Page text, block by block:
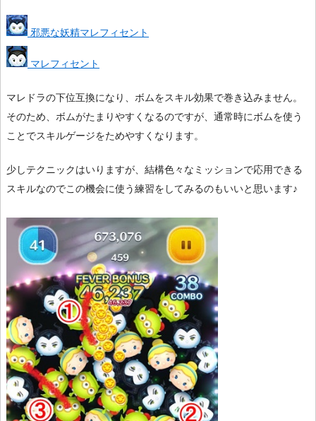
邪悪な妖精マレフィセント
マレフィセント
マレドラの下位互換になり、ボムをスキル効果で巻き込みません。
そのため、ボムがたまりやすくなるのですが、通常時にボムを使う
ことでスキルゲージをためやすくなります。
少しテクニックはいりますが、結構色々なミッションで応用できる
スキルなのでこの機会に使う練習をしてみるのもいいと思います♪